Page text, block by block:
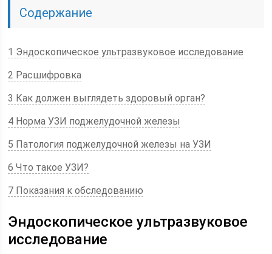
Содержание
1 Эндоскопическое ультразвуковое исследование
2 Расшифровка
3 Как должен выглядеть здоровый орган?
4 Норма УЗИ поджелудочной железы
5 Патология поджелудочной железы на УЗИ
6 Что такое УЗИ?
7 Показания к обследованию
Эндоскопическое ультразвуковое
исследование